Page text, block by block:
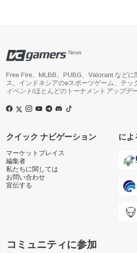
News
Free Fire、MLBB、PUBG、Valorant など
ス。インドネシアのeスポーツゲーム、テッ
イベント/ほとんどのトーナメント アップデ
クイック ナビゲーション
マーケットプレイス
編集者
私たちに関しては
お問い合わせ
宣伝する
によ
コミュニティに参加